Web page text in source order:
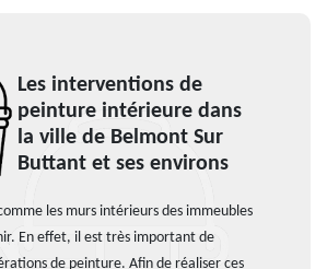
Les interventions de
peinture intérieure dans
la ville de Belmont Sur
Buttant et ses environs
les murs intérieurs des immeubles
En effet, il est très important de
de peinture. Afin de réaliser ces